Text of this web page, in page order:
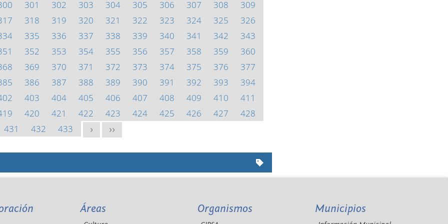
301 302 303 304 305 306 307 308
309
318 319 320 321 322 323 324 325
326
335 336 337 338 339 340 341 342
343
352 353 354 355 356 357 358 359
360
369 370 371 372 373 374 375 376
377
386 387 388 389 390 391 392 393
394
403 404 405 406 407 408 409 410
411
420 421 422 423 424 425 426 427
428
431
432 433 > >>
Áreas Organismos Municipios